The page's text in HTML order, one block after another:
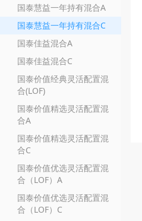
国泰慧益一年持有混合A
国泰慧益一年持有混合C
国泰佳益混合A
国泰佳益混合C
国泰价值经典灵活配置混
合(LOF)
国泰价值精选灵活配置混
合A
国泰价值精选灵活配置混
合C
国泰价值优选灵活配置混
合（LOF）A
国泰价值优选灵活配置混
合（LOF）C